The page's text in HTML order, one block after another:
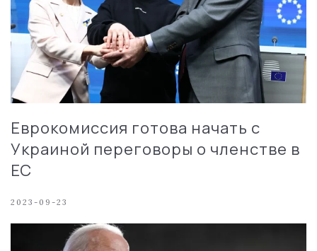
Еврокомиссия готова начать с
Украиной переговоры о членстве в
ЕС
2023-09-23